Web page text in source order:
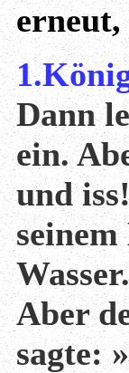
Dann
ein.
und
Aber
sagte: